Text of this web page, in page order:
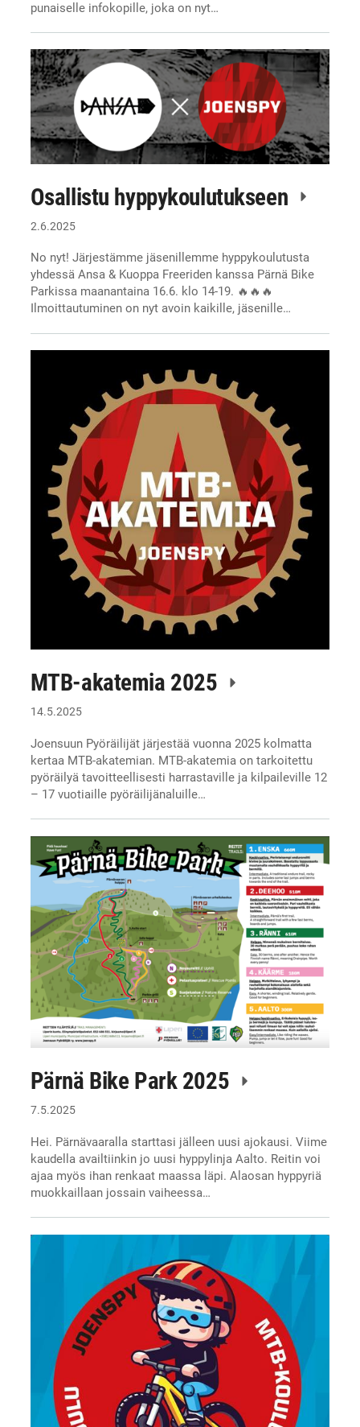
punaiselle infokopille, joka on nyt…
Osallistu hyppykoulutukseen
2.6.2025
No nyt! Järjestämme jäsenillemme hyppykoulutusta
yhdessä Ansa & Kuoppa Freeriden kanssa Pärnä Bike
Parkissa maanantaina 16.6. klo 14-19. 🔥🔥🔥
Ilmoittautuminen on nyt avoin kaikille, jäsenille…
MTB-akatemia 2025
14.5.2025
Joensuun Pyöräilijät järjestää vuonna 2025 kolmatta
kertaa MTB-akatemian. MTB-akatemia on tarkoitettu
pyöräilyä tavoitteellisesti harrastaville ja kilpaileville 12
– 17 vuotiaille pyöräilijänaluille…
Pärnä Bike Park 2025
7.5.2025
Hei. Pärnävaaralla starttasi jälleen uusi ajokausi. Viime
kaudella availtiinkin jo uusi hyppylinja Aalto. Reitin voi
ajaa myös ihan renkaat maassa läpi. Alaosan hyppyriä
muokkaillaan jossain vaiheessa…